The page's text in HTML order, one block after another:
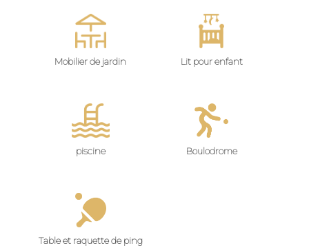
Mobilier de jardin Lit pour enfant
piscine Boulodrome
Table et raquette de ping